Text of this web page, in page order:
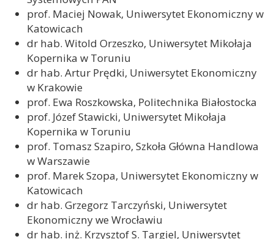
prof. Maciej Nowak, Uniwersytet Ekonomiczny w
Katowicach
dr hab. Witold Orzeszko, Uniwersytet Mikołaja
Kopernika w Toruniu
dr hab. Artur Prędki, Uniwersytet Ekonomiczny
w Krakowie
prof. Ewa Roszkowska, Politechnika Białostocka
prof. Józef Stawicki, Uniwersytet Mikołaja
Kopernika w Toruniu
prof. Tomasz Szapiro, Szkoła Główna Handlowa
w Warszawie
prof. Marek Szopa, Uniwersytet Ekonomiczny w
Katowicach
dr hab. Grzegorz Tarczyński, Uniwersytet
Ekonomiczny we Wrocławiu
dr hab. inż. Krzysztof S. Targiel, Uniwersytet